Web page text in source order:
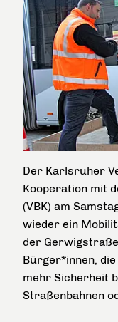
Der Karlsruher
Kooperation mit
(VBK) am
wieder ein
der Gerwigstraße
Bürger*innen,
mehr Sicherheit
Straßenbahnen